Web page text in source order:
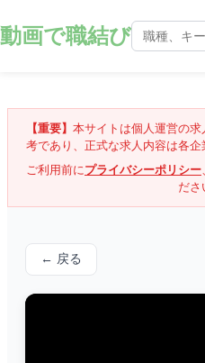
動画で職結び
【重要】 本サイトは個人運営の
考であり、正式な求人内容は各企
ご利用前にプライバシーポリシー
ださ
← 戻る